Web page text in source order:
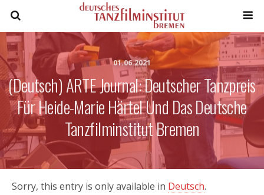
01.06.2021
(Deutsch) ARTE Journal: Deutscher Tanzpreis
Für Heide-Marie Härtel Und Das Deutsche
Tanzfilminstitut Bremen
Sorry, this entry is only available in Deutsch.